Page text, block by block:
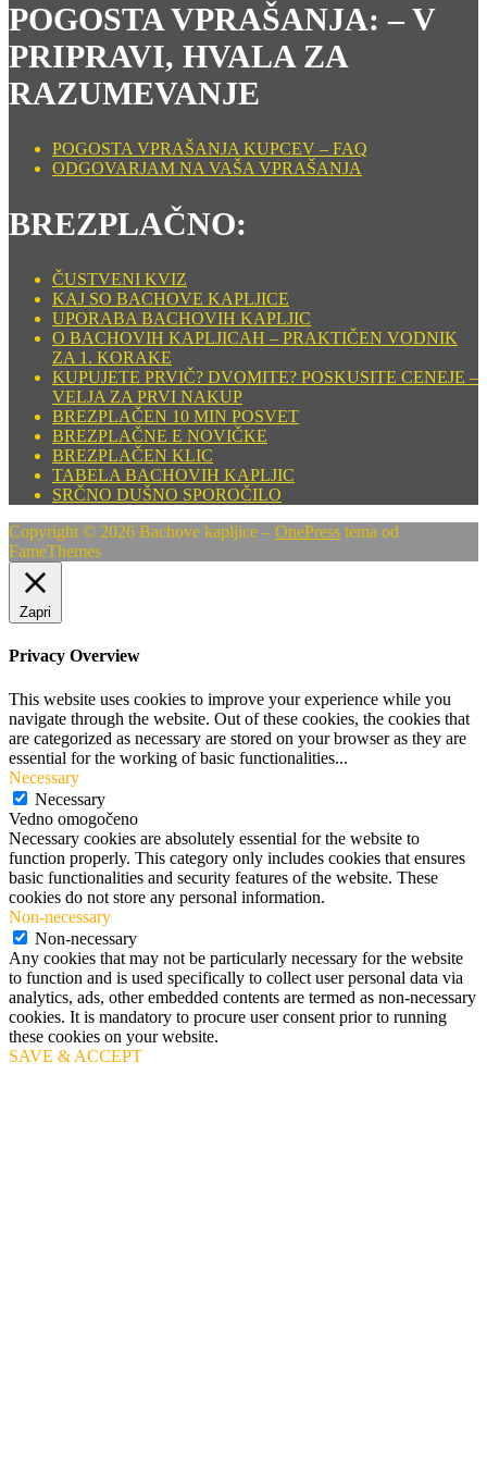
POGOSTA VPRAŠANJA: – V
PRIPRAVI, HVALA ZA
RAZUMEVANJE
POGOSTA VPRAŠANJA KUPCEV – FAQ
ODGOVARJAM NA VAŠA VPRAŠANJA
BREZPLAČNO:
ČUSTVENI KVIZ
KAJ SO BACHOVE KAPLJICE
UPORABA BACHOVIH KAPLJIC
O BACHOVIH KAPLJICAH – PRAKTIČEN VODNIK
ZA 1. KORAKE
KUPUJETE PRVIČ? DVOMITE? POSKUSITE CENEJE –
VELJA ZA PRVI NAKUP
BREZPLAČEN 10 MIN POSVET
BREZPLAČNE E NOVIČKE
BREZPLAČEN KLIC
TABELA BACHOVIH KAPLJIC
SRČNO DUŠNO SPOROČILO
Copyright © 2026 Bachove kapljice – OnePress tema od
FameThemes
Zapri
Privacy Overview
This website uses cookies to improve your experience while you
navigate through the website. Out of these cookies, the cookies that
are categorized as necessary are stored on your browser as they are
essential for the working of basic functionalities...
Necessary
Necessary
Vedno omogočeno
Necessary cookies are absolutely essential for the website to
function properly. This category only includes cookies that ensures
basic functionalities and security features of the website. These
cookies do not store any personal information.
Non-necessary
Non-necessary
Any cookies that may not be particularly necessary for the website
to function and is used specifically to collect user personal data via
analytics, ads, other embedded contents are termed as non-necessary
cookies. It is mandatory to procure user consent prior to running
these cookies on your website.
SAVE & ACCEPT